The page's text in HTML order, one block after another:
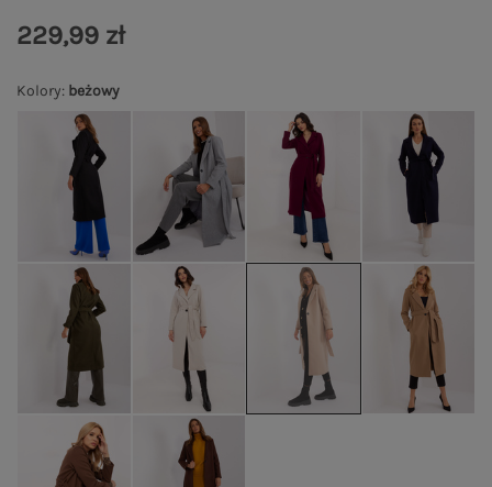
Kolory: beżowy
229,99 zł